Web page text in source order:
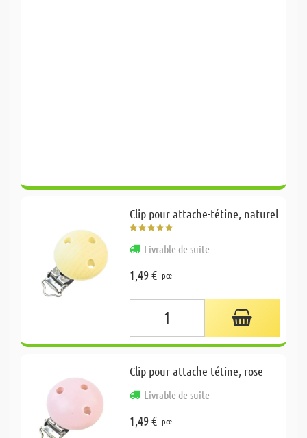
Clip pour attache-tétine, naturel
Livrable de suite
1,49 € pce
Clip pour attache-tétine, rose
Livrable de suite
1,49 € pce